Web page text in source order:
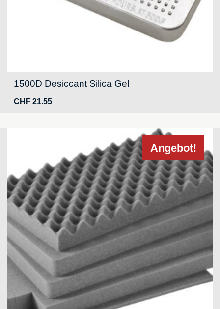
1500D Desiccant Silica Gel
CHF 21.55
Angebot!